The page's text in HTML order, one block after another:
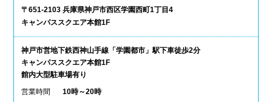
〒651-2103 兵庫県神戸市西区学園西町1丁目4
キャンパススクエア本館1F
神戸市営地下鉄西神山手線「学園都市」駅下車徒歩2分
キャンパススクエア本館1F
館内大型駐車場有り
営業時間
10時～20時